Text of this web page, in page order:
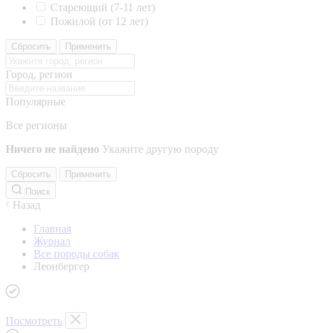
Стареющий (7-11 лет)
Пожилой (от 12 лет)
Сбросить Применить
Город, регион
Популярные
Все регионы
Ничего не найдено Укажите другую породу
Сбросить
Применить
Поиск
Назад
Главная
Журнал
Все породы собак
Леонбергер
Посмотреть